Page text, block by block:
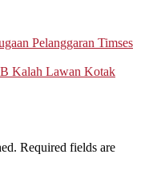
Pelanggaran Timses
Kalah Lawan Kotak
Required fields are